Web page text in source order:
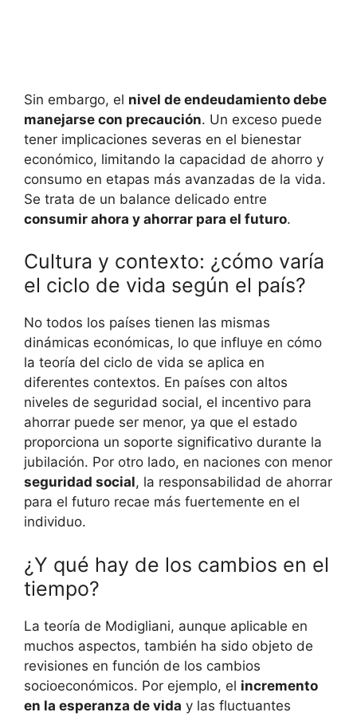
Sin embargo, el nivel de endeudamiento debe
manejarse con precaución. Un exceso puede
tener implicaciones severas en el bienestar
económico, limitando la capacidad de ahorro y
consumo en etapas más‍ avanzadas de la vida.
Se trata de un balance delicado ⁣entre
consumir ahora y ahorrar para el futuro.
Cultura y contexto: ¿cómo‍ varía
el ciclo de vida según ‍el país?
No todos los países ⁢tienen las mismas
dinámicas económicas, lo que influye en cómo
la teoría del ciclo de vida se aplica en
diferentes contextos. En países con altos
niveles de seguridad social, el incentivo para
ahorrar puede ser menor, ya que el estado
proporciona ‍un⁤ soporte significativo durante la
jubilación. ‍Por otro lado, en​ naciones con ‍menor
seguridad social, la responsabilidad de ahorrar
para el futuro​ recae​ más fuertemente en el
individuo.
¿Y qué hay de los‌ cambios en ‌el
tiempo?
La teoría de Modigliani, aunque aplicable en
muchos aspectos, también ha sido objeto de
revisiones en función de los cambios
socioeconómicos. Por ejemplo, el incremento ​
en la esperanza de vida y las fluctuantes